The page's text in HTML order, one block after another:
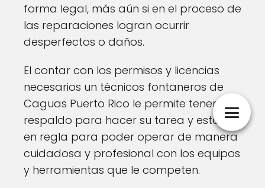
forma legal, más aún si en el proceso de
las reparaciones logran ocurrir
desperfectos o daños.
El contar con los permisos y licencias
necesarios un técnicos fontaneros de
Caguas Puerto Rico le permite tener un
respaldo para hacer su tarea y estaría
en regla para poder operar de manera
cuidadosa y profesional con los equipos
y herramientas que le competen.